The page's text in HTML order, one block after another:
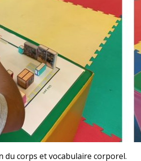
du corps et vocabulaire corporel.